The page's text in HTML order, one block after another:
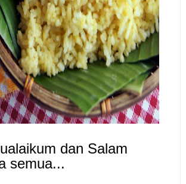
dan Salam
semua...